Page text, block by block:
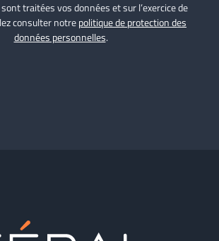
traitées vos données et sur l’exercice de
consulter notrepolitique de protection des
données personnelles.